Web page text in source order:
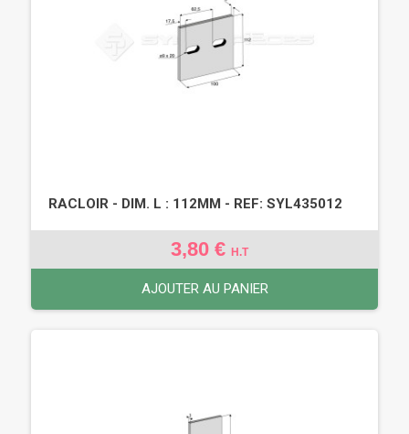
RACLOIR - DIM. L : 112MM - REF: SYL435012
3,80 € H.T
AJOUTER AU PANIER